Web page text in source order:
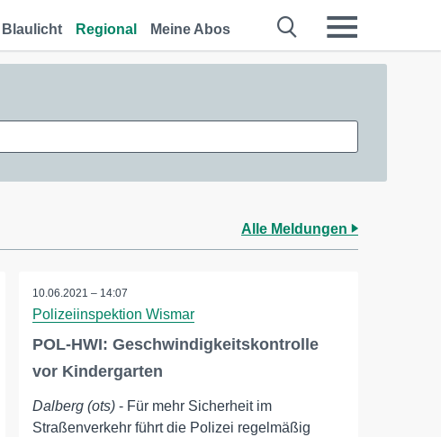
Blaulicht Regional Meine Abos
Alle Meldungen
10.06.2021 – 14:07
Polizeiinspektion Wismar
POL-HWI: Geschwindigkeitskontrolle
vor Kindergarten
Dalberg (ots) - Für mehr Sicherheit im
Straßenverkehr führt die Polizei regelmäßig